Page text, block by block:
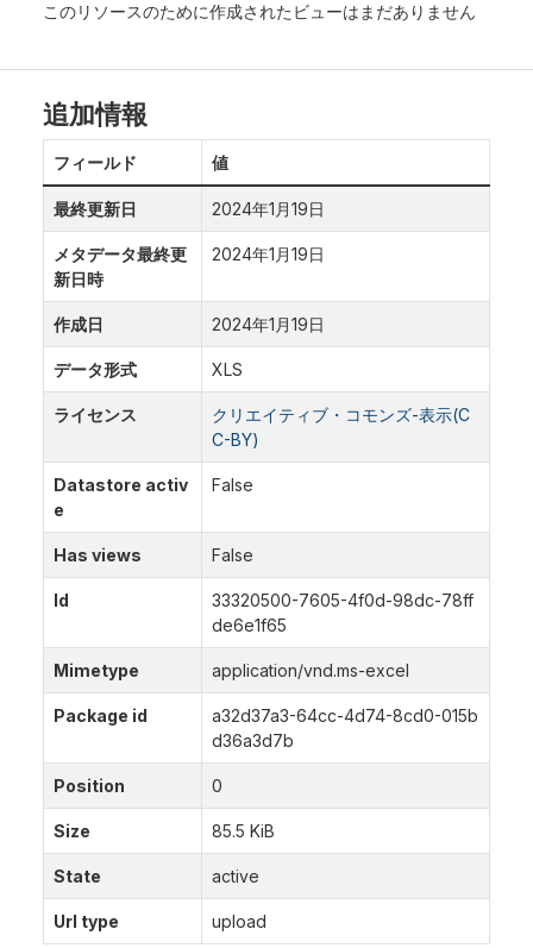
このリソースのために作成されたビューはまだありません
追加情報
フィールド 値
最終更新日 2024年1月19日
メタデータ最終更
新日時
2024年1月19日
作成日 2024年1月19日
データ形式 XLS
ライセンス
クリエイティブ・コモンズ-表示(C
C-BY)
Datastore activ
e
False
Has views False
Id
33320500-7605-4f0d-98dc-78ff
de6e1f65
Mimetype application/vnd.ms-excel
Package id
a32d37a3-64cc-4d74-8cd0-015b
d36a3d7b
Position 0
Size 85.5 KiB
State active
Url type upload